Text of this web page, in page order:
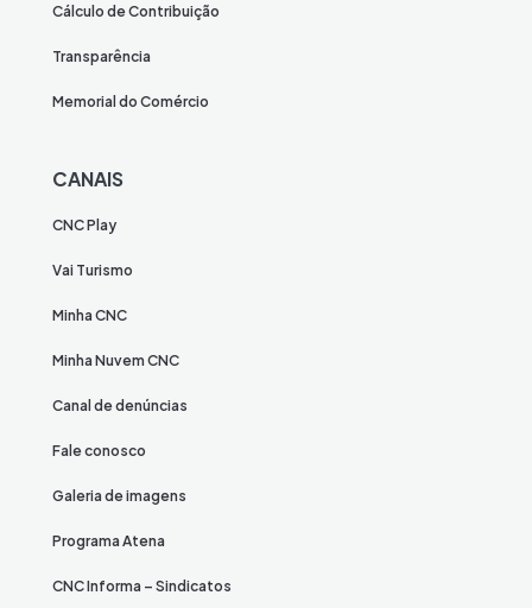
Cálculo de Contribuição
Transparência
Memorial do Comércio
CANAIS
CNC Play
Vai Turismo
Minha CNC
Minha Nuvem CNC
Canal de denúncias
Fale conosco
Galeria de imagens
Programa Atena
CNC Informa – Sindicatos